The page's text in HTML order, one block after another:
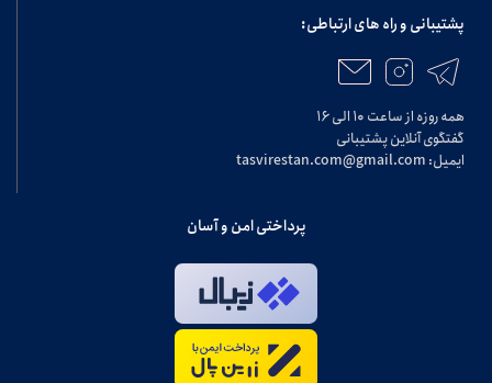
پشتیبانی و راه های ارتباطی:
همه روزه از ساعت ۱۰ الی ۱۶
گفتگوی آنلاین پشتیبانی
ایمیل: tasvirestan.com@gmail.com
پرداختی امن و آسان